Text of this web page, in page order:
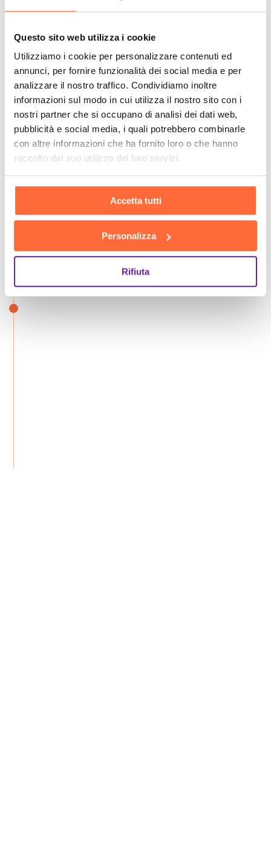
Questo sito web utilizza i cookie
Utilizziamo i cookie per personalizzare contenuti ed
annunci, per fornire funzionalità dei social media e per
analizzare il nostro traffico. Condividiamo inoltre
informazioni sul modo in cui utilizza il nostro sito con i
nostri partner che si occupano di analisi dei dati web,
pubblicità e social media, i quali potrebbero combinarle
con altre informazioni che ha fornito loro o che hanno
raccolto dal suo utilizzo dei loro servizi.
Accetta tutti
Personalizza
Rifiuta